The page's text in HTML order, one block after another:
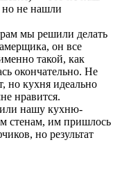
не нашли
мы решили делать
он все
такой, как
окончательно. Не
но кухня идеально
нравится.
нашу кухню-
стенам, им пришлось
но результат